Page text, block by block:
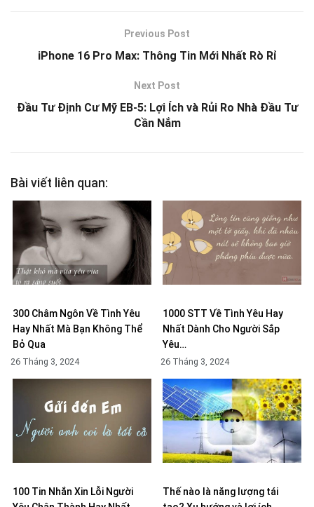
Previous Post
iPhone 16 Pro Max: Thông Tin Mới Nhất Rò Rỉ
Next Post
Đầu Tư Định Cư Mỹ EB-5: Lợi Ích và Rủi Ro Nhà Đầu Tư
Cần Nắm
Bài viết liên quan:
300 Châm Ngôn Về Tình Yêu
Hay Nhất Mà Bạn Không Thể
Bỏ Qua
26 Tháng 3, 2024
1000 STT Về Tình Yêu Hay
Nhất Dành Cho Người Sắp
Yêu…
26 Tháng 3, 2024
100 Tin Nhắn Xin Lỗi Người
Thế nào là năng lượng tái